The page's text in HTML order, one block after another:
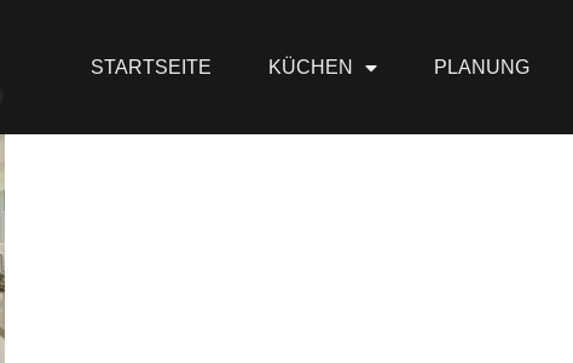
STARTSEITE KÜCHEN PLANUNG